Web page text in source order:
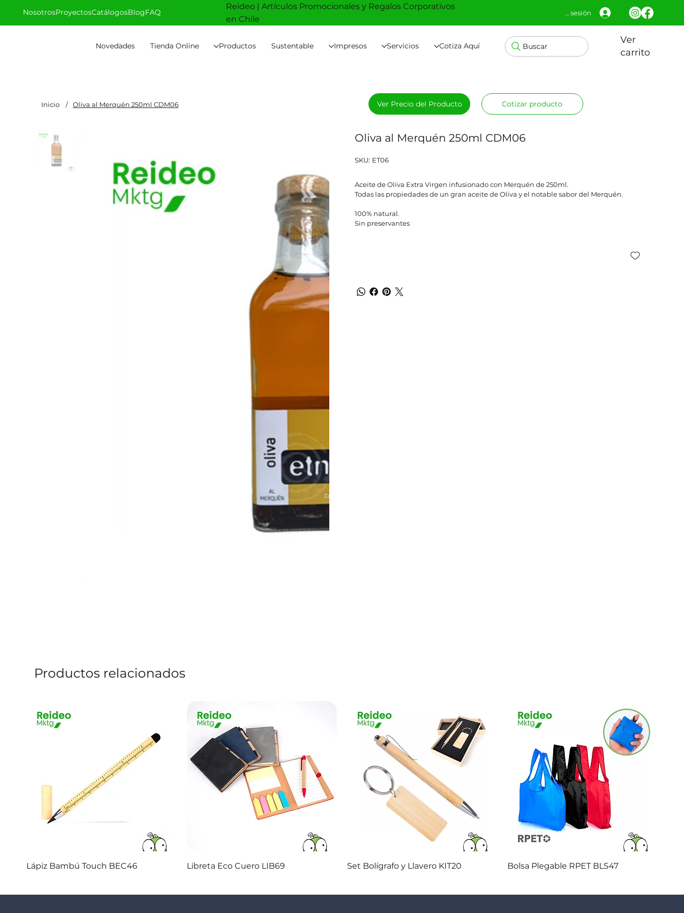
Novedades Tienda Online Productos Sustentable Impresos Servicios Cotiza Aquí Buscar
Ver
carrito
NosotrosProyectosCatálogosBlogFAQ
Reideo | Artículos Promocionales y Regalos Corporativos
en Chile
Iniciar sesión
Inicio / Oliva al Merquén 250ml CDM06
Oliva al Merquén 250ml CDM06
SKU: SKU
ET06
ET06
Aceite de Oliva Extra Virgen infusionado con Merquén de 250ml.
Todas las propiedades de un gran aceite de Oliva y el notable sabor del Merquén.
100% natural.
Sin preservantes
Ver Precio del Producto Cotizar producto
Productos relacionados
Vista rápida
Lápiz Bambú Touch BEC46 Vista rápida
Libreta Eco Cuero LIB69 Vista rápida
Set Bolígrafo y Llavero KIT20 Vista rápida
Bolsa Plegable RPET BLS47